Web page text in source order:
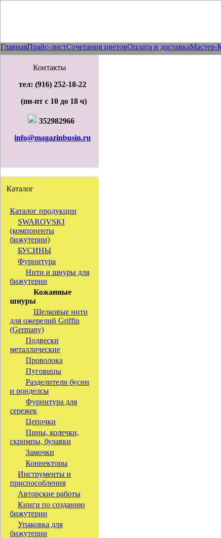
ГлавнаяПрайс-листСочетания цветовОплата и доставкаМастер-
Контакты
тел: (916) 252-18-22
(пн-пт с 10 до 18 ч)
352982966
info@magazinbusin.ru
Каталог
Каталог продукции
SWAROVSKI
(компоненты
бижутерии)
БУСИНЫ
Фурнитура
Нити и шнуры для
бижутерии
Кожанные
шнуры
Шелковые нити
для ожерелий Griffin
(Germany)
Подвески
металлические
Проволока
Пуговицы
Разделители бусин
и ронделсы
Фурнитура для
сережек
Цепочки
Пины, колечки,
скримпы, булавки
Замочки
Коннекторы
Инструменты и
приспособления
Авторские работы
Книги по созданию
бижутерии
Упаковка для
бижутерии